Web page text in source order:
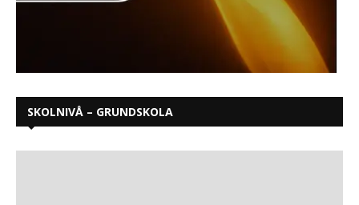
SKOLNIVÅ – GRUNDSKOLA